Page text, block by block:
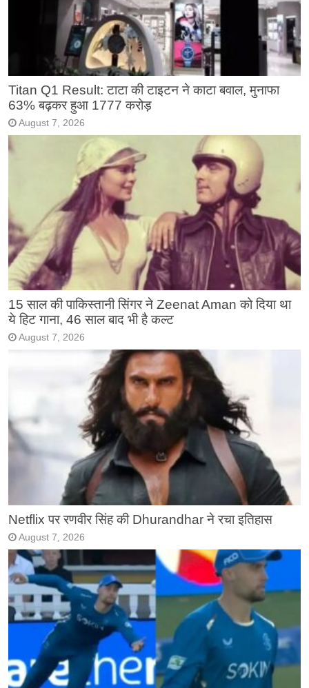
Titan Q1 Result: टाटा की टाइटन ने काटा बवाल, मुनाफा
63% बढ़कर हुआ 1777 करोड़
August 7, 2026
15 साल की पाकिस्तानी सिंगर ने Zeenat Aman को दिया था
ये हिट गाना, 46 साल बाद भी है कल्ट
August 7, 2026
Netflix पर रणवीर सिंह की Dhurandhar ने रचा इतिहास
August 7, 2026